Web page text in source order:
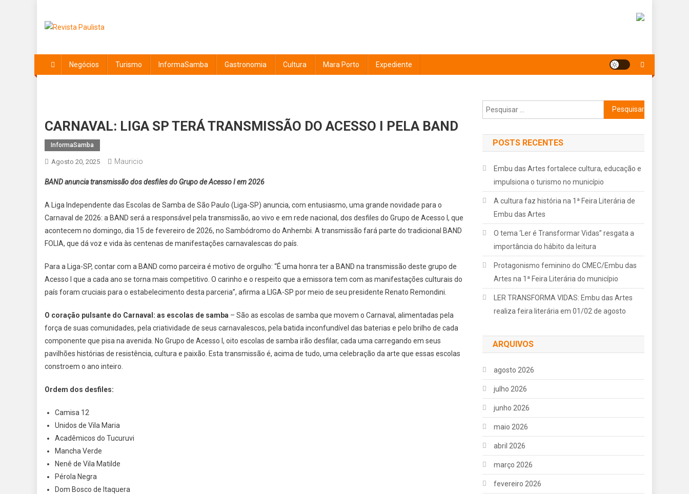
content
Negócios Turismo InformaSamba Gastronomia Cultura Mara Porto Expediente
CARNAVAL: LIGA SP TERÁ TRANSMISSÃO DO ACESSO I PELA BAND
InformaSamba
Agosto 20, 2025 Mauricio
BAND anuncia transmissão dos desfiles do Grupo de Acesso I em 2026
A Liga Independente das Escolas de Samba de São Paulo (Liga-SP) anuncia, com entusiasmo, uma grande novidade para o
Carnaval de 2026: a BAND será a responsável pela transmissão, ao vivo e em rede nacional, dos desfiles do Grupo de Acesso I, que
acontecem no domingo, dia 15 de fevereiro de 2026, no Sambódromo do Anhembi. A transmissão fará parte do tradicional BAND
FOLIA, que dá voz e vida às centenas de manifestações carnavalescas do país.
Para a Liga-SP, contar com a BAND como parceira é motivo de orgulho: “É uma honra ter a BAND na transmissão deste grupo de
Acesso I que a cada ano se torna mais competitivo. O carinho e o respeito que a emissora tem com as manifestações culturais do
país foram cruciais para o estabelecimento desta parceria”, afirma a LIGA-SP por meio de seu presidente Renato Remondini.
O coração pulsante do Carnaval: as escolas de samba – São as escolas de samba que movem o Carnaval, alimentadas pela
força de suas comunidades, pela criatividade de seus carnavalescos, pela batida inconfundível das baterias e pelo brilho de cada
componente que pisa na avenida. No Grupo de Acesso I, oito escolas de samba irão desfilar, cada uma carregando em seus
pavilhões histórias de resistência, cultura e paixão. Esta transmissão é, acima de tudo, uma celebração da arte que essas escolas
constroem o ano inteiro.
Ordem dos desfiles:
Camisa 12
Unidos de Vila Maria
Acadêmicos do Tucuruvi
Mancha Verde
Nenê de Vila Matilde
Pérola Negra
Dom Bosco de Itaquera
Pesquisar
por:
POSTS RECENTES
Embu das Artes fortalece cultura, educação e
impulsiona o turismo no município
A cultura faz história na 1ª Feira Literária de
Embu das Artes
O tema ‘Ler é Transformar Vidas” resgata a
importância do hábito da leitura
Protagonismo feminino do CMEC/Embu das
Artes na 1ª Feira Literária do município
LER TRANSFORMA VIDAS: Embu das Artes
realiza feira literária em 01/02 de agosto
ARQUIVOS
agosto 2026
julho 2026
junho 2026
maio 2026
abril 2026
março 2026
fevereiro 2026